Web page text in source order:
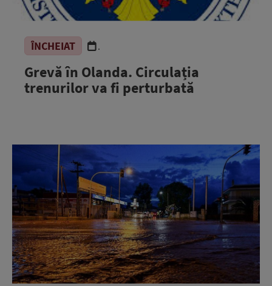
ÎNCHEIAT .
Grevă în Olanda. Circulația
trenurilor va fi perturbată